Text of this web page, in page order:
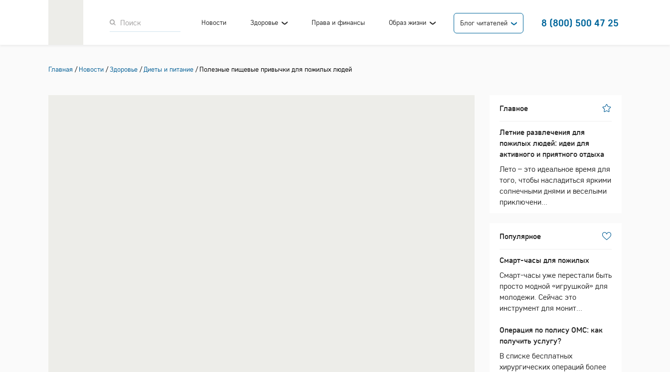
Новости Здоровье Права и финансы Образ жизни Блог читателей 8 (800) 500 47 25
Главная Новости Здоровье Диеты и питание Полезные пищевые привычки для пожилых людей
Главное
Летние развлечения для
пожилых людей: идеи для
активного и приятного отдыха
Лето – это идеальное время для
того, чтобы насладиться яркими
солнечными днями и веселыми
приключени...
Популярное
Смарт-часы для пожилых
Смарт-часы уже перестали быть
просто модной «игрушкой» для
молодежи. Сейчас это
инструмент для монит...
Операция по полису ОМС: как
получить услугу?
В списке бесплатных
хирургических операций более